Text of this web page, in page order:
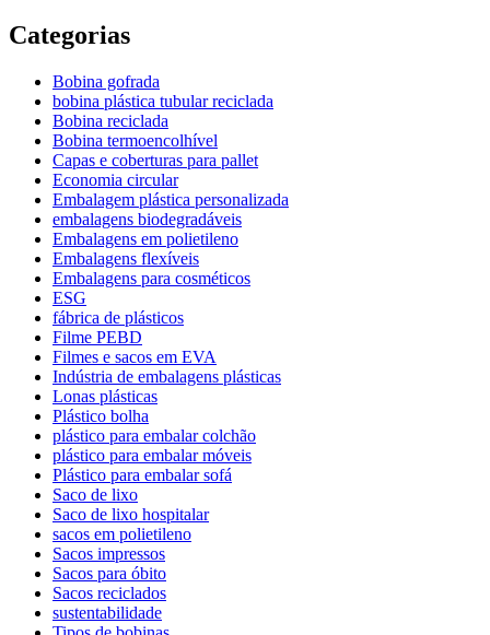
Categorias
Bobina gofrada
bobina plástica tubular reciclada
Bobina reciclada
Bobina termoencolhível
Capas e coberturas para pallet
Economia circular
Embalagem plástica personalizada
embalagens biodegradáveis
Embalagens em polietileno
Embalagens flexíveis
Embalagens para cosméticos
ESG
fábrica de plásticos
Filme PEBD
Filmes e sacos em EVA
Indústria de embalagens plásticas
Lonas plásticas
Plástico bolha
plástico para embalar colchão
plástico para embalar móveis
Plástico para embalar sofá
Saco de lixo
Saco de lixo hospitalar
sacos em polietileno
Sacos impressos
Sacos para óbito
Sacos reciclados
sustentabilidade